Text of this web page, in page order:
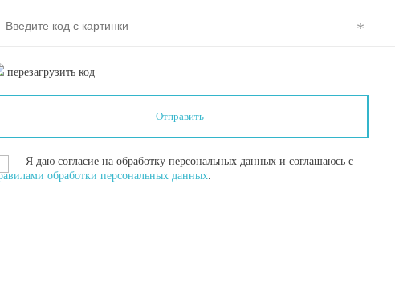
перезагрузить код
Я даю согласие на обработку персональных данных и соглашаюсь с
обработки персональных данных.